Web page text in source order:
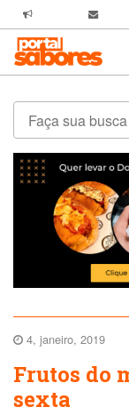
4, janeiro, 2019
Frutos do
sexta